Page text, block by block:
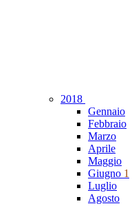
2018
Gennaio
Febbraio
Marzo
Aprile
Maggio
Giugno 1
Luglio
Agosto